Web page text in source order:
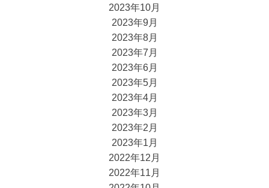
2023年10月
2023年9月
2023年8月
2023年7月
2023年6月
2023年5月
2023年4月
2023年3月
2023年2月
2023年1月
2022年12月
2022年11月